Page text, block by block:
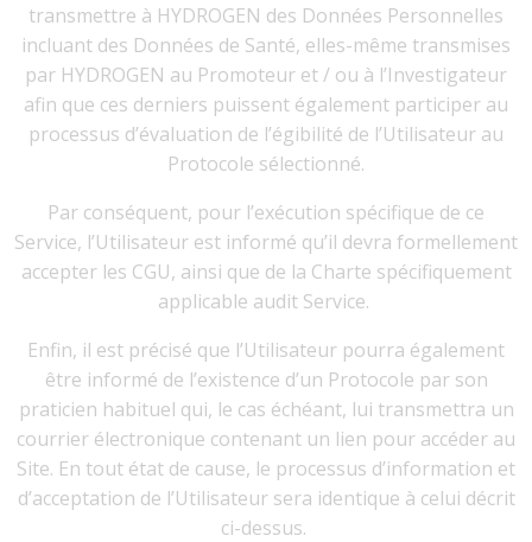
transmettre à HYDROGEN des Données Personnelles
incluant des Données de Santé, elles-même transmises
par HYDROGEN au Promoteur et / ou à l’Investigateur
afin que ces derniers puissent également participer au
processus d’évaluation de l’égibilité de l’Utilisateur au
Protocole sélectionné.
Par conséquent, pour l’exécution spécifique de ce
Service, l’Utilisateur est informé qu’il devra formellement
accepter les CGU, ainsi que de la Charte spécifiquement
applicable audit Service.
Enfin, il est précisé que l’Utilisateur pourra également
être informé de l’existence d’un Protocole par son
praticien habituel qui, le cas échéant, lui transmettra un
courrier électronique contenant un lien pour accéder au
Site. En tout état de cause, le processus d’information et
d’acceptation de l’Utilisateur sera identique à celui décrit
ci-dessus.